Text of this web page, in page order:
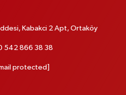
Kabakci 2 Apt, Ortaköy
542 866 38 38
protected]